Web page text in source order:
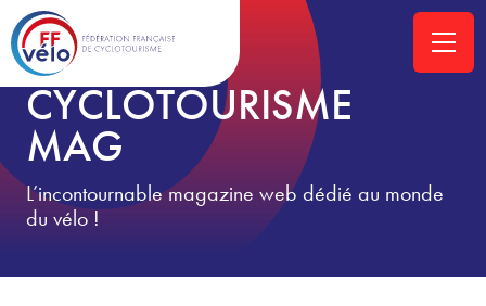
ACCUEIL» CYCLOTOURISME-MAG
CYCLOTOURISME
MAG
L’incontournable magazine web dédié au monde
du vélo !